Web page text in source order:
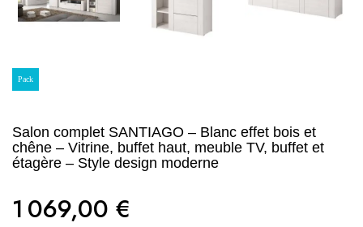
Pack
Salon complet SANTIAGO – Blanc effet bois et
chêne – Vitrine, buffet haut, meuble TV, buffet et
étagère – Style design moderne
1 069,00 €